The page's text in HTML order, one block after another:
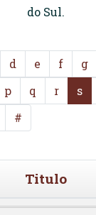
do Sul.
d e f g
p q r s
#
Titulo